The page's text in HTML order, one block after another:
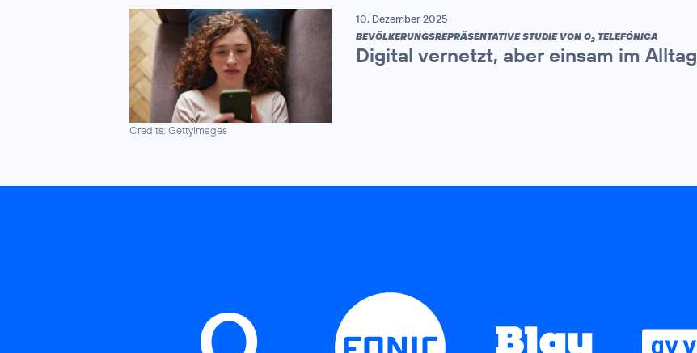
Credits: Gettyimages
10. Dezember 2025
BEVÖLKERUNGSREPRÄSENTATIVE STUDIE VON O2 TELEFÓNICA
Digital vernetzt, aber einsam im Alltag